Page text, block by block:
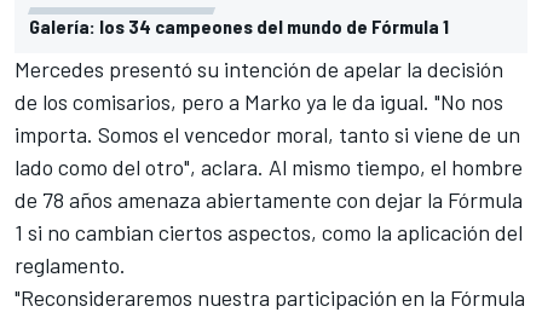
Galería: los 34 campeones del mundo de Fórmula 1
Mercedes presentó su intención de apelar la decisión
de los comisarios, pero a Marko ya le da igual. "No nos
importa. Somos el vencedor moral, tanto si viene de un
lado como del otro", aclara. Al mismo tiempo, el hombre
de 78 años amenaza abiertamente con dejar la Fórmula
1 si no cambian ciertos aspectos, como la aplicación del
reglamento.
"Reconsideraremos nuestra participación en la Fórmula